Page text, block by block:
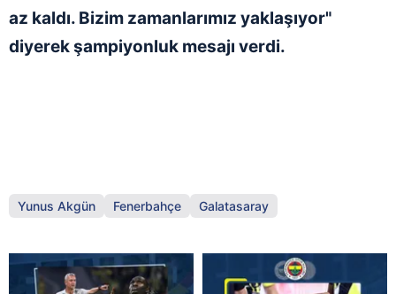
az kaldı. Bizim zamanlarımız yaklaşıyor"
diyerek şampiyonluk mesajı verdi.
Yunus Akgün Fenerbahçe Galatasaray